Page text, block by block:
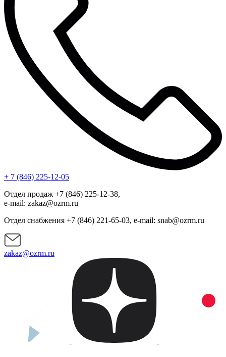
+ 7 (846) 225-12-05
Отдел продаж +7 (846) 225-12-38,
e-mail: zakaz@ozrm.ru
Отдел снабжения +7 (846) 221-65-03, e-mail: snab@ozrm.ru
zakaz@ozrm.ru